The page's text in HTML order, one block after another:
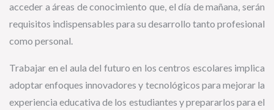
acceder a áreas de conocimiento que, el día de mañana, serán
requisitos indispensables para su desarrollo tanto profesional
como personal.
Trabajar en el aula del futuro en los centros escolares implica
adoptar enfoques innovadores y tecnológicos para mejorar la
experiencia educativa de los estudiantes y prepararlos para el